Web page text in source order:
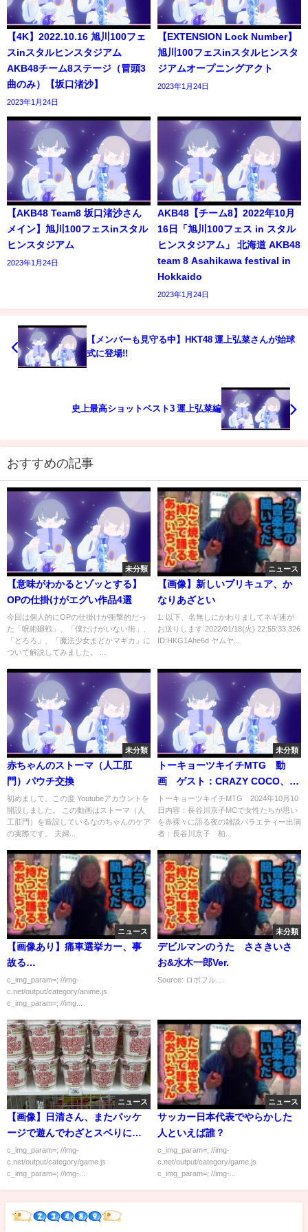
【4K】2022.10.16 旭川100フェ
スinスタルヒンスタジアム
AKB48チーム8ステージ（冒頭3
曲のみ）【坂口渚沙】
2023年1月24日
【EXTENSION Lock Number】
旭川100フェスinスタルヒンスタ
ジアムオープニングアクト
2023年1月24日
【AKB48 Team8 坂口渚沙さん
メイン】旭川100フェスinスタル
ヒンスタジアム
2023年1月24日
AKB48【チーム8】2022年10月
16日「旭川100フェス in スタル
ヒンスタジアム」 北海道 AKB48
team 8 Asahikawa festival in
Hokkaido
2023年1月24日
【メンバーも見守る中】HKT48 運上弘菜さんが始球
式に登場!!
史上最高ショットベスト3 運上弘菜編
おすすめの記事
未分類
【意味がわかるとゾッとする】
OPの仕掛けがエグい作品4選
今回は個人的にOPの仕掛けが衝撃的だっ
た「呪術廻戦」、「僕だけがいない街」、
「どろろ」、「魔法少女まどかマギカ」に
ついて解説してみました。 ...
ニュース
【画像】新しいプリキュア、か
なりあざとい
1: 以下、名無しにかわりましてネギ速が
お送りします 2022/01/18(火) 22:55:33.326
ID:HKG1Ahe6d ヤムヤ...
未分類
赤ちゃんのストーマ（人工肛
門）パウチ交換
初めまして。この度 Youtubeアカウントを
開設しました。 この動画はストーマ（人
工肛門）を造設しているなのちゃんのケア
の実際です。 夫婦...
未分類
トーキョーツキイチMTG 動
画 ゲスト：CRAZY COCO、柏
木由紀 10月10日
トーキョーツキイチMTG 2024年10月10
日内容：長谷川京子MCで女性たちが思い
を赤裸々に語る夜の雑談バラエティー出演
者：長谷川京子 柏...
ニュース
【画像あり】痛車選挙カー、事
故る…
c_img_param=; //img-
c.net/output/category/anime.js
c_img_param=; //img...
未分類
デビルマンのうた ささきいさ
お&水木一郎Ver.
Source: ロボフル...
ニュース
【画像】日清さん、またパッケ
ージで遊んでわざとスベりに行
くｗｗｗｗｗ
c_img_param=; //img-
c.net/output/category/game.js
c_img_param=; //img-...
ニュース
サッカー日本代表でやらかした
人といえば誰？
c_img_param=; //img-
c.net/output/category/game.js
c_img_param=; //img-...